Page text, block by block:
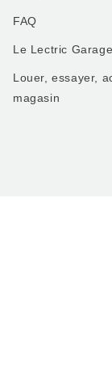
FAQ
Le Lectric Garage
Louer, essayer,
magasin